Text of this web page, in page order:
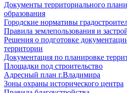
Документы территориального
образования
Городские нормативы
Правила землепользования и
Решения о подготовке
территории
Документация по планировке
Площадки под строительство
Адресный план г.Владимира
Зоны охраны исторического центра